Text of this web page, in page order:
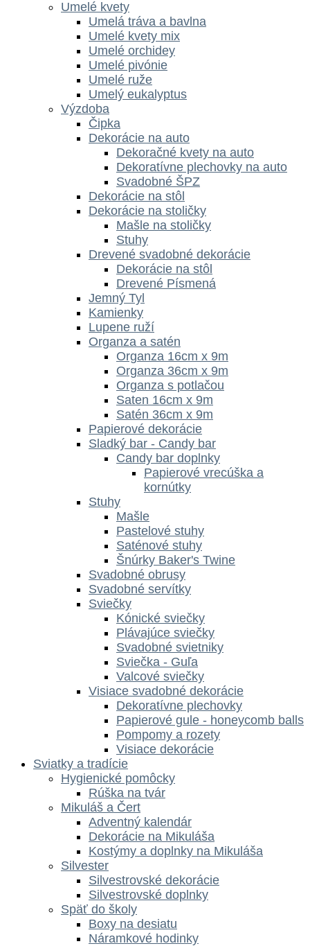
Umelé kvety
Umelá tráva a bavlna
Umelé kvety mix
Umelé orchidey
Umelé pivónie
Umelé ruže
Umelý eukalyptus
Výzdoba
Čipka
Dekorácie na auto
Dekoračné kvety na auto
Dekoratívne plechovky na auto
Svadobné ŠPZ
Dekorácie na stôl
Dekorácie na stoličky
Mašle na stoličky
Stuhy
Drevené svadobné dekorácie
Dekorácie na stôl
Drevené Písmená
Jemný Tyl
Kamienky
Lupene ruží
Organza a satén
Organza 16cm x 9m
Organza 36cm x 9m
Organza s potlačou
Saten 16cm x 9m
Satén 36cm x 9m
Papierové dekorácie
Sladký bar - Candy bar
Candy bar doplnky
Papierové vrecúška a
kornútky
Stuhy
Mašle
Pastelové stuhy
Saténové stuhy
Šnúrky Baker's Twine
Svadobné obrusy
Svadobné servítky
Sviečky
Kónické sviečky
Plávajúce sviečky
Svadobné svietniky
Sviečka - Guľa
Valcové sviečky
Visiace svadobné dekorácie
Dekoratívne plechovky
Papierové gule - honeycomb balls
Pompomy a rozety
Visiace dekorácie
Sviatky a tradície
Hygienické pomôcky
Rúška na tvár
Mikuláš a Čert
Adventný kalendár
Dekorácie na Mikuláša
Kostýmy a doplnky na Mikuláša
Silvester
Silvestrovské dekorácie
Silvestrovské doplnky
Späť do školy
Boxy na desiatu
Náramkové hodinky